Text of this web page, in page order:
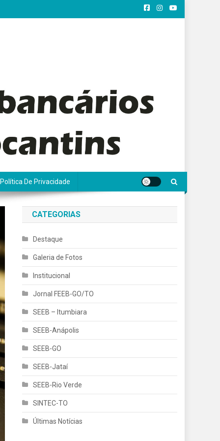
Política De Privacidade
CATEGORIAS
Destaque
Galeria de Fotos
Institucional
Jornal FEEB-GO/TO
SEEB – Itumbiara
SEEB-Anápolis
SEEB-GO
SEEB-Jataí
SEEB-Rio Verde
SINTEC-TO
Últimas Notícias